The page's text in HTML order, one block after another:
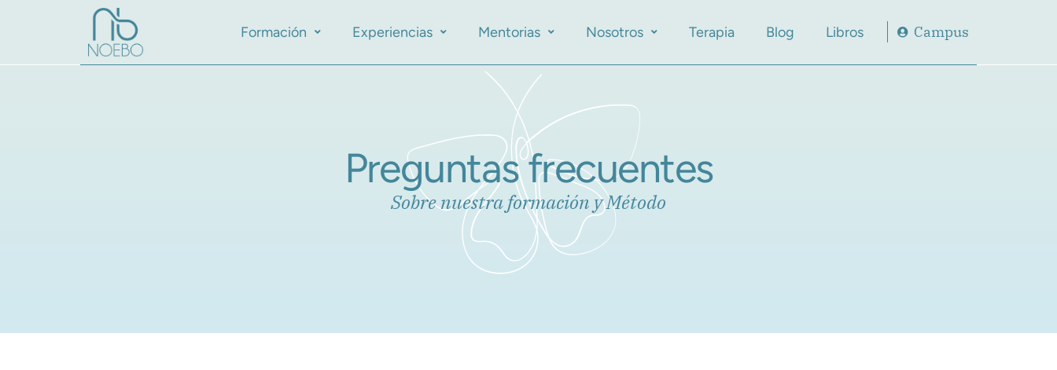
Formación Experiencias Mentorias Nosotros Terapia Blog Libros Campus
Preguntas frecuentes
Sobre nuestra formación y Método